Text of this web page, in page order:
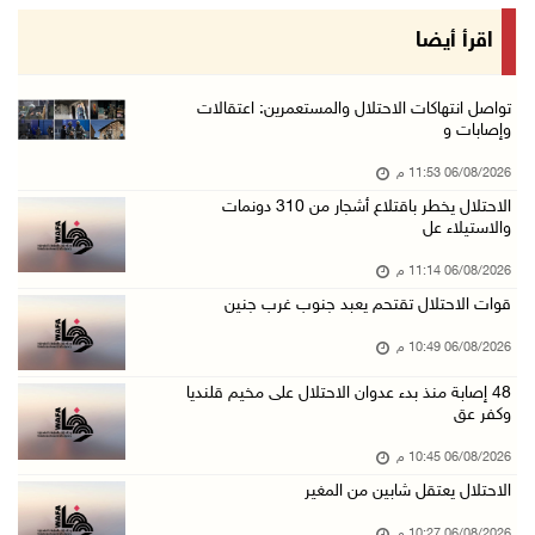
الرئيس يستقبل مجلس بلدية رام الله ويشدد على د ...
جماهير شعبنا تشيع جثمان الشهيد علاء صبيح في ت ...
الاحتلال يوسع حملات الدهم والاعتقال في قلنديا ...
06/آب/2026 08:06 م
الرئيس المصري وملك البحرين يشددان على ضرورة ت ...
رابطة العالم الإسلامي تدين تواصل انتهاكات الا ...
اليونيسف: استشهاد 300 طفل منذ وقف إطلاق النار ...
اقرأ أيضا
تواصل انتهاكات الاحتلال والمستعمرين: اعتقالات
وإصابات و
06/08/2026 11:53 م
الاحتلال يخطر باقتلاع أشجار من 310 دونمات
والاستيلاء عل
06/08/2026 11:14 م
قوات الاحتلال تقتحم يعبد جنوب غرب جنين
06/08/2026 10:49 م
48 إصابة منذ بدء عدوان الاحتلال على مخيم قلنديا
وكفر عق
06/08/2026 10:45 م
الاحتلال يعتقل شابين من المغير